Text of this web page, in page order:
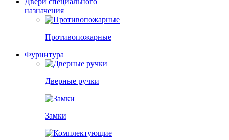
назначения
Противопожарные
Фурнитура
Дверные ручки
Замки